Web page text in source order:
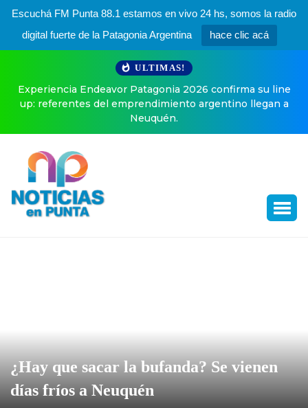
Escuchá FM Punta 88.1 estamos en vivo 24 hs, somos la radio
digital fuerte de la Patagonia Argentina
hace clic acá
ULTIMAS!
Experiencia Endeavor Patagonia 2026 confirma su line
up: referentes del emprendimiento argentino llegan a
Neuquén.
¿Hay que sacar la bufanda? Se vienen
días fríos a Neuquén